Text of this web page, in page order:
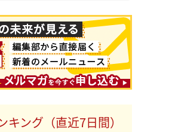
キング（直近7日間）